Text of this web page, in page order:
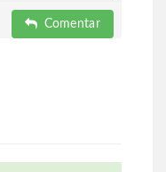
Comentar